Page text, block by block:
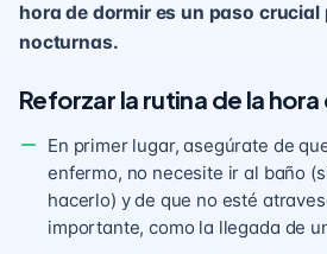
hora de dormir es un paso
nocturnas.
Reforzar la rutina de la
En primer lugar, asegúrate de
enfermo, no necesite ir al baño
hacerlo) y de que no esté
importante, como la llegada de